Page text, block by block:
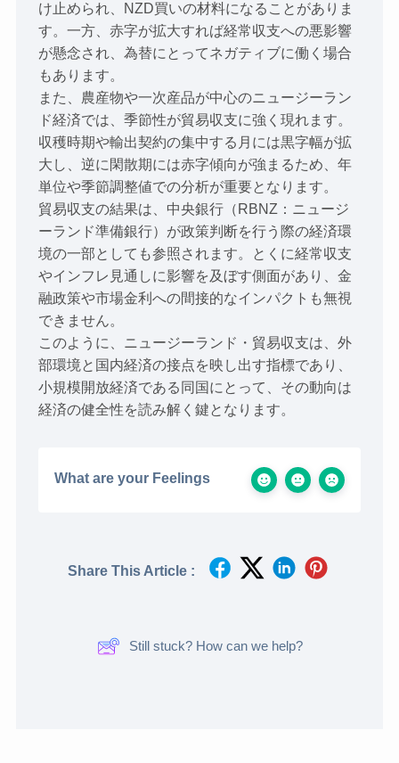
け止められ、NZD買いの材料になることがありま
す。一方、赤字が拡大すれば経常収支への悪影響
が懸念され、為替にとってネガティブに働く場合
もあります。
また、農産物や一次産品が中心のニュージーラン
ド経済では、季節性が貿易収支に強く現れます。
収穫時期や輸出契約の集中する月には黒字幅が拡
大し、逆に閑散期には赤字傾向が強まるため、年
単位や季節調整値での分析が重要となります。
貿易収支の結果は、中央銀行（RBNZ：ニュージ
ーランド準備銀行）が政策判断を行う際の経済環
境の一部としても参照されます。とくに経常収支
やインフレ見通しに影響を及ぼす側面があり、金
融政策や市場金利への間接的なインパクトも無視
できません。
このように、ニュージーランド・貿易収支は、外
部環境と国内経済の接点を映し出す指標であり、
小規模開放経済である同国にとって、その動向は
経済の健全性を読み解く鍵となります。
What are your Feelings
Share This Article :
Still stuck? How can we help?